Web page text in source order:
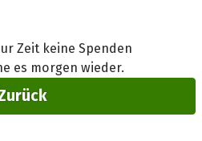
Zeit keine Spenden
es morgen wieder.